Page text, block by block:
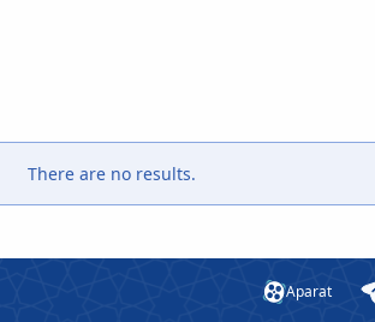
There are no results.
Aparat